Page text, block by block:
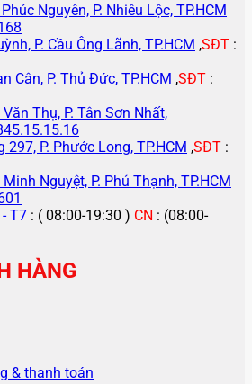
Nguyên, P. Nhiêu Lộc, TP.HCM
P. Cầu Ông Lãnh, TP.HCM ,SĐT :
Cân, P. Thủ Đức, TP.HCM ,SĐT :
Thụ, P. Tân Sơn Nhất,
P. Phước Long, TP.HCM ,SĐT :
Nguyệt, P. Phú Thạnh, TP.HCM
T7 : ( 08:00-19:30 ) CN : (08:00-
HÀNG
& thanh toán